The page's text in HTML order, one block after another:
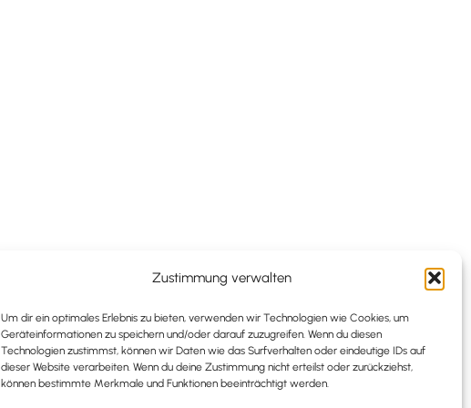
Zustimmung verwalten
Um dir ein optimales Erlebnis zu bieten, verwenden wir Technologien wie Cookies, um
Geräteinformationen zu speichern und/oder darauf zuzugreifen. Wenn du diesen
Technologien zustimmst, können wir Daten wie das Surfverhalten oder eindeutige IDs auf
dieser Website verarbeiten. Wenn du deine Zustimmung nicht erteilst oder zurückziehst,
können bestimmte Merkmale und Funktionen beeinträchtigt werden.
info@splettsen.de
+49 157 8945 1793